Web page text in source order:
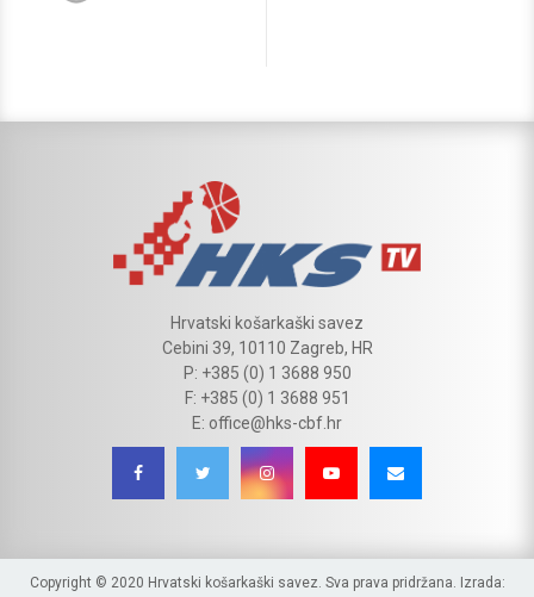
Hrvatski košarkaški savez
Cebini 39, 10110 Zagreb, HR
P: +385 (0) 1 3688 950
F: +385 (0) 1 3688 951
E: office@hks-cbf.hr
Copyright © 2020 Hrvatski košarkaški savez. Sva prava pridržana. Izrada: